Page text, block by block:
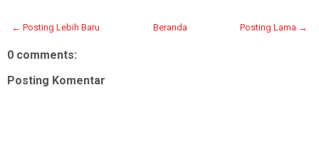
← Posting Lebih Baru Posting Lama →
Beranda
0 comments:
Posting Komentar